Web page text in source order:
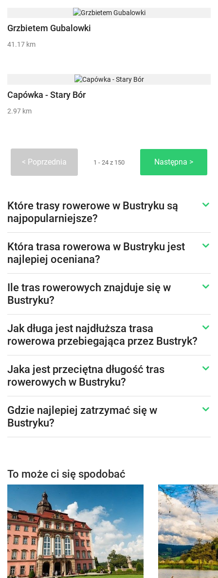
Grzbietem Gubalowki
41.17 km
Capówka - Stary Bór
2.97 km
Poprzednia 1 - 24 z 150 Następna
Które trasy rowerowe w Bustryku są
najpopularniejsze?
Która trasa rowerowa w Bustryku jest
najlepiej oceniana?
Ile tras rowerowych znajduje się w
Bustryku?
Jak długa jest najdłuższa trasa
rowerowa przebiegająca przez Bustryk?
Jaka jest przeciętna długość tras
rowerowych w Bustryku?
Gdzie najlepiej zatrzymać się w
Bustryku?
To może ci się spodobać